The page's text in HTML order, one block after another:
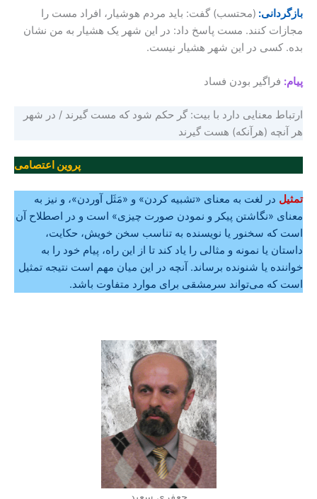
بازگردانی: (محتسب) گفت: باید مردم هوشیار، افراد مست را
مجازات کنند. مست پاسخ داد: در این شهر یک هشیار به من نشان
بده. کسی در این شهر هشیار نیست.
پیام: فراگیر بودن فساد
ارتباط معنایی دارد با بیت: گر حکم شود که مست گیرند / در شهر
هر آنچه (هرآنکه) هست گیرند
پروین اعتصامی
تمثیل در لغت به معنای «تشبیه کردن» و «مَثَل آوردن»، و نیز به
معنای «نگاشتن پیکر و نمودن صورت چیزی» است و در اصطلاح آن
است که سخنور یا نویسنده به تناسب سخن خویش، حکایت،
داستان یا نمونه و مثالی را یاد کند تا از این راه، پیام خود را به
خواننده یا شنونده برساند. آنچه در این میان مهم ‏است نتیجه تمثیل
است که می‌تواند سرمشقی برای موارد متفاوت باشد.